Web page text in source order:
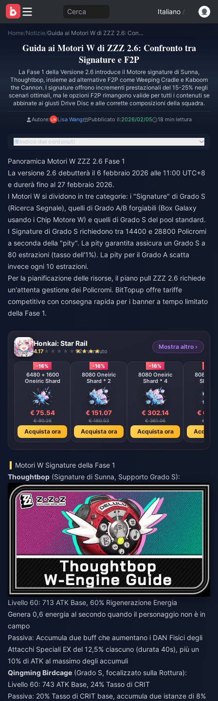
Cerca Italiano /
Home/Notizie/ Guida ai Motori W di ZZZ 2.6: Confronto tra Signature e F2P
Guida ai Motori W di ZZZ 2.6: Confronto tra
Signature e F2P
La Fase 1 della Versione 2.6 introduce il Motore signature di Sunna,
Thoughtbop, insieme ad alternative F2P come Weeping Cradle e Kaboom
the Cannon. I signature offrono incrementi prestazionali del 15-25% negli
scenari ottimali, ma le opzioni F2P rimangono valide per tutti i contenuti se
abbinate ai giusti Drive Disc e alle corrette composizioni della squadra.
Autore: Lisa Wang Pubblicato il:2026/02/05 18 min lettura
Indice dei contenuti
Panoramica Motori W ZZZ 2.6 Fase 1
La versione 2.6 debutterà il 6 febbraio 2026 alle 11:00 UTC+8
e durerà fino al 27 febbraio 2026.
I Motori W si dividono in tre categorie: i "Signature" di Grado S
(Ricerca Segnale), quelli di Grado A/B forgiabili (Box Galaxy
usando i Chip Motore W) e quelli di Grado S del pool standard.
I Signature di Grado S richiedono tra 14400 e 28800 Policromi
a seconda della "pity". La pity garantita assicura un Grado S a
80 estrazioni (tasso dell'1%). La pity per il Grado A scatta
invece ogni 10 estrazioni.
Per la pianificazione delle risorse, il piano pull ZZZ 2.6 richiede
un'attenta gestione dei Policromi. BitTopup offre tariffe
competitive con consegna rapida per i banner a tempo limitato
della Fase 1.
Honkai: Star Rail
4.17 924 venduto
Mostra altro ›
-16%
6480 + 1600
Oneiric Shard
€ 75.54
€ 90.26
Acquista ora
-16%
8080 Oneiric
Shard * 2
€ 151.07
€ 180.53
Acquista ora
-16%
8080 Oneiric
Shard * 4
€ 302.14
€ 361.06
Acquista ora
8080
Shard
€
€
Motori W Signature della Fase 1
Thoughtbop (Signature di Sunna, Supporto Grado S):
Livello 60: 713 ATK Base, 60% Rigenerazione Energia
Genera 0,6 energia al secondo quando il personaggio non è in
campo
Passiva: Accumula due buff che aumentano i DAN Fisici degli
Attacchi Speciali EX del 12,5% ciascuno (durata 40s), più un
10% di ATK al massimo degli accumuli
Qingming Birdcage (Grado S, focalizzato sulla Rottura):
Livello 60: 743 ATK Base, 24% Tasso di CRIT
Passiva: 20% Tasso di CRIT base, accumula due istanze di 8%